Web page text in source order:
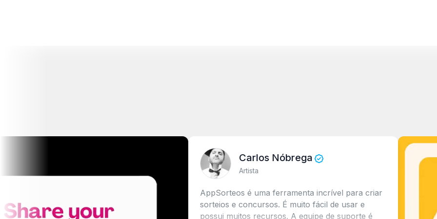
Carlos Nóbrega
Artista
AppSorteos é uma ferramenta incrível para criar
sorteios e concursos. É muito fácil de usar e
possui muitos recursos. A equipe de suporte é